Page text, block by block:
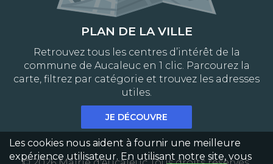
Les cookies nous aident à fournir une meilleure
expérience utilisateur. En utilisant notre site, vous
PLAN DE LA VILLE
Retrouvez tous les centres d’intérêt de la
commune de Aucaleuc en 1 clic. Parcourez la
carte, filtrez par catégorie et trouvez les adresses
utiles.
JE DÉCOUVRE